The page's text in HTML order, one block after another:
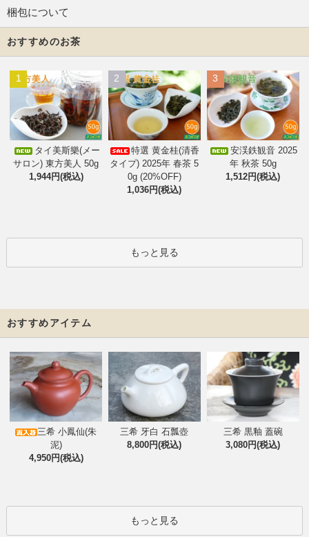
梱包について
おすすめのお茶
1
タイ美斯樂(メー
サロン) 東方美人 50g
1,944円(税込)
2
特選 黄金桂(清香
タイプ) 2025年 春茶 5
0g (20%OFF)
1,036円(税込)
3
安渓鉄観音 2025
年 秋茶 50g
1,512円(税込)
もっと見る
おすすめアイテム
三希 小鳳仙(朱
泥)
4,950円(税込)
三希 牙白 石瓢壺
8,800円(税込)
三希 黒釉 蓋碗
3,080円(税込)
もっと見る